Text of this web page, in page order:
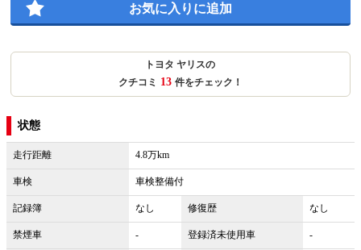
お気に入りに追加
トヨタ ヤリスの
クチコミ 13 件をチェック！
状態
走行距離 4.8万km
車検 車検整備付
記録簿 なし 修復歴 なし
禁煙車 - 登録済未使用車 -